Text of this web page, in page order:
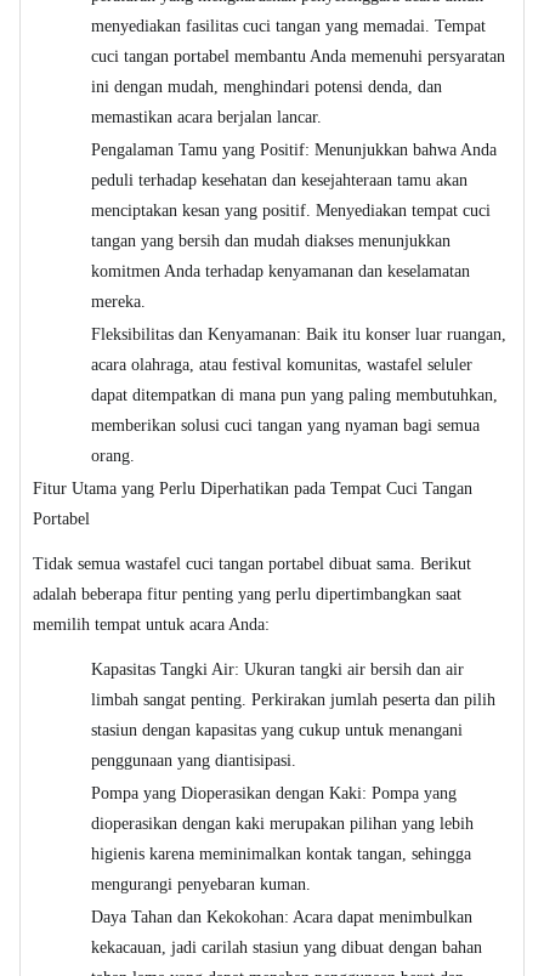
menyediakan fasilitas cuci tangan yang memadai. Tempat
cuci tangan portabel membantu Anda memenuhi persyaratan
ini dengan mudah, menghindari potensi denda, dan
memastikan acara berjalan lancar.
Pengalaman Tamu yang Positif: Menunjukkan bahwa Anda
peduli terhadap kesehatan dan kesejahteraan tamu akan
menciptakan kesan yang positif. Menyediakan tempat cuci
tangan yang bersih dan mudah diakses menunjukkan
komitmen Anda terhadap kenyamanan dan keselamatan
mereka.
Fleksibilitas dan Kenyamanan: Baik itu konser luar ruangan,
acara olahraga, atau festival komunitas, wastafel seluler
dapat ditempatkan di mana pun yang paling membutuhkan,
memberikan solusi cuci tangan yang nyaman bagi semua
orang.
Fitur Utama yang Perlu Diperhatikan pada Tempat Cuci Tangan
Portabel
Tidak semua wastafel cuci tangan portabel dibuat sama. Berikut
adalah beberapa fitur penting yang perlu dipertimbangkan saat
memilih tempat untuk acara Anda:
Kapasitas Tangki Air: Ukuran tangki air bersih dan air
limbah sangat penting. Perkirakan jumlah peserta dan pilih
stasiun dengan kapasitas yang cukup untuk menangani
penggunaan yang diantisipasi.
Pompa yang Dioperasikan dengan Kaki: Pompa yang
dioperasikan dengan kaki merupakan pilihan yang lebih
higienis karena meminimalkan kontak tangan, sehingga
mengurangi penyebaran kuman.
Daya Tahan dan Kekokohan: Acara dapat menimbulkan
kekacauan, jadi carilah stasiun yang dibuat dengan bahan